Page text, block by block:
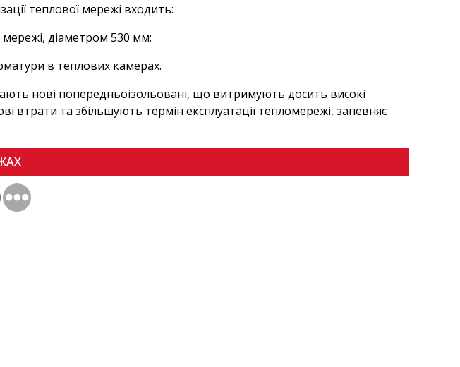
теплової мережі входить:
мережі, діаметром 530 мм;
в теплових камерах.
нові попередньоізольовані, що витримують досить високі
втрати та збільшують термін експлуатації тепломережі, запевняє